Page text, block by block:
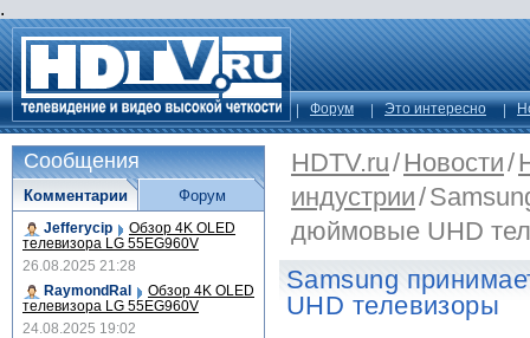
.
Форум Это интересно
HDTV.ru/Новости/
индустрии/
дюймовые UHD
Samsung
UHD телевизоры
Сообщения
Комментарии
Jefferycip Обзор 4K OLED
телевизора LG 55EG960V
26.08.2025 21:28
RaymondRal
Обзор 4K OLED
телевизора LG 55EG960V
24.08.2025 19:02
Форум